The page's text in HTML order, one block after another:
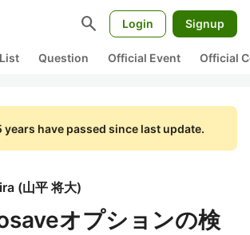
search Login Signup
Question Official Event Official
years have passed since last update.
(山平 将大)
オプションの検